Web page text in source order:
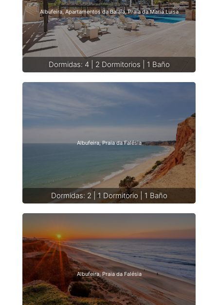
Albufeira, Apartamentos da Balaia, Praia da Maria Luisa
Dormidas: 4 | 2 Dormitorios | 1 Baño
Albufeira, Praia da Falésia
Dormidas: 2 | 1 Dormitorio | 1 Baño
Albufeira, Praia da Falésia